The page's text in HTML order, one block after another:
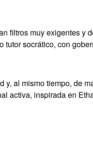
filtros muy exigentes y
tutor socrático, con
al mismo tiempo, de
activa, inspirada en